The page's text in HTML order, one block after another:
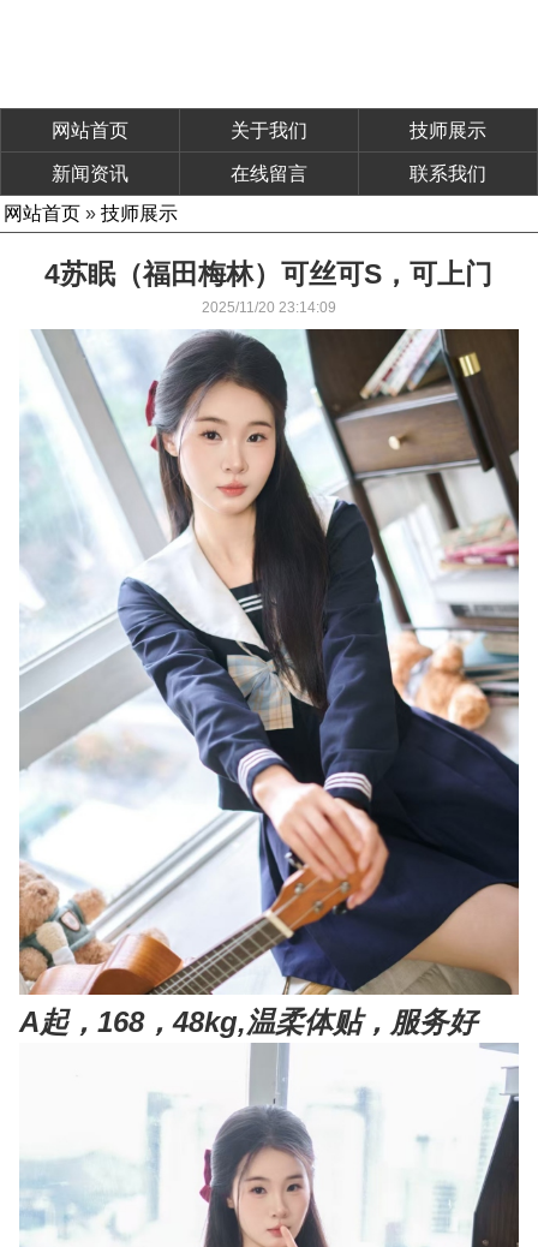
网站首页 关于我们 技师展示
新闻资讯 在线留言
联系我们
网站首页 » 技师展示
4苏眠（福田梅林）可丝可S，可上门
2025/11/20 23:14:09
A起，168，48kg,温柔体贴，服务好